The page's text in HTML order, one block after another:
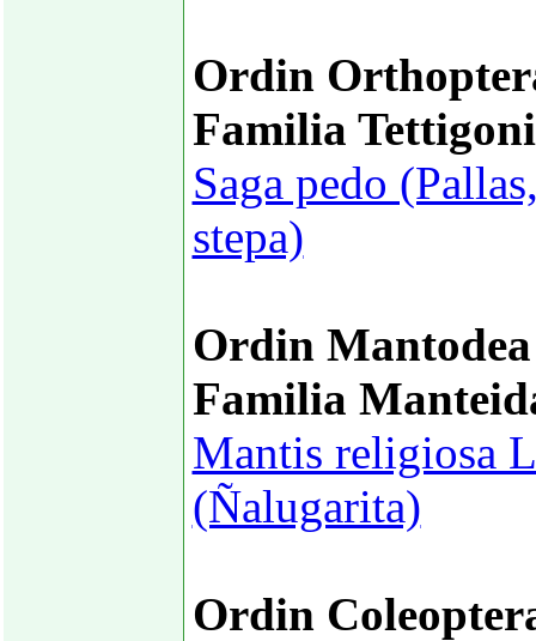
Ordin
Familia
Saga pedo
stepa)
Ordin Mantodea
Familia
Mantis religiosa
(Ñalugarita)
Ordin